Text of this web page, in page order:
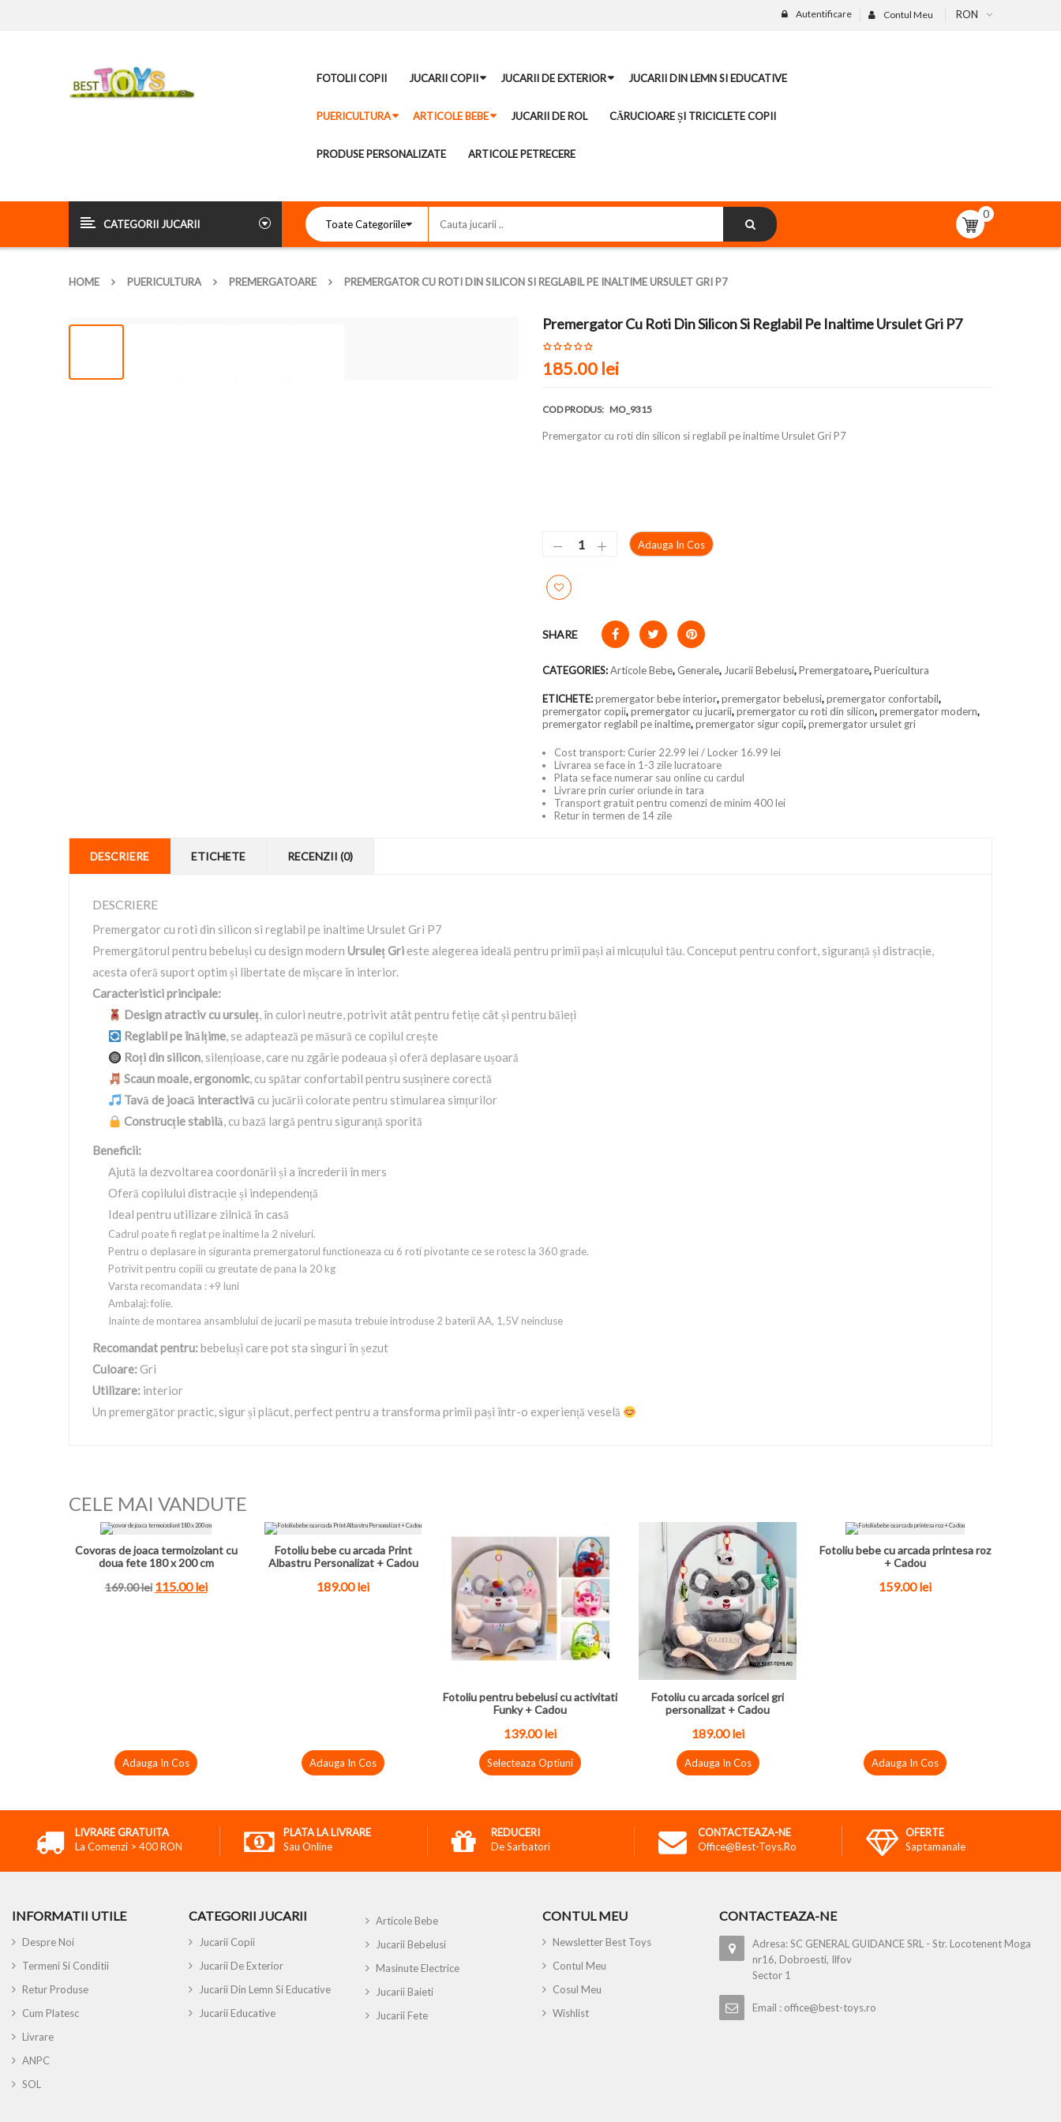
RON
Contul Meu
Autentificare
FOTOLII COPII JUCARII COPII JUCARII DE EXTERIOR JUCARII DIN LEMN SI EDUCATIVE
PUERICULTURA ARTICOLE BEBE JUCARII DE ROL CĂRUCIOARE ȘI TRICICLETE COPII
PRODUSE PERSONALIZATE ARTICOLE PETRECERE
CATEGORII JUCARII
0
HOME PUERICULTURA PREMERGATOARE PREMERGATOR CU ROTI DIN SILICON SI REGLABIL PE INALTIME URSULET GRI P7
Premergator Cu Roti Din Silicon Si Reglabil Pe Inaltime Ursulet Gri P7
185.00 lei
COD PRODUS: MO_9315
Premergator cu roti din silicon si reglabil pe inaltime Ursulet Gri P7
Adauga In Cos
SHARE
CATEGORIES:Articole Bebe, Generale, Jucarii Bebelusi,Premergatoare,Puericultura
ETICHETE:premergator bebe interior,premergator bebelusi,premergator confortabil,
premergator copii,premergator cu jucarii,premergator cu roti din silicon,premergator modern,
premergator reglabil pe inaltime,premergator sigur copii,premergator ursulet gri
Cost transport: Curier 22.99 lei / Locker 16.99 lei
Livrarea se face in 1-3 zile lucratoare
Plata se face numerar sau online cu cardul
Livrare prin curier oriunde in tara
Transport gratuit pentru comenzi de minim 400 lei
Retur in termen de 14 zile
DESCRIERE ETICHETE RECENZII (0)
DESCRIERE
Premergator cu roti din silicon si reglabil pe inaltime Ursulet Gri P7
Premergătorul pentru bebeluși cu design modern Ursuleț Gri este alegerea ideală pentru primii pași ai micuțului tău. Conceput pentru confort, siguranță și distracție,
acesta oferă suport optim și libertate de mișcare în interior.
Caracteristici principale:
Design atractiv cu ursuleț, în culori neutre, potrivit atât pentru fetițe cât și pentru băieți
Reglabil pe înălțime, se adaptează pe măsură ce copilul crește
Roți din silicon, silențioase, care nu zgârie podeaua și oferă deplasare ușoară
Scaun moale, ergonomic, cu spătar confortabil pentru susținere corectă
Tavă de joacă interactivă cu jucării colorate pentru stimularea simțurilor
Construcție stabilă, cu bază largă pentru siguranță sporită
Beneficii:
Ajută la dezvoltarea coordonării și a încrederii în mers
Oferă copilului distracție și independență
Ideal pentru utilizare zilnică în casă
Cadrul poate fi reglat pe inaltime la 2 niveluri.
Pentru o deplasare in siguranta premergatorul functioneaza cu 6 roti pivotante ce se rotesc la 360 grade.
Potrivit pentru copiii cu greutate de pana la 20 kg
Varsta recomandata : +9 luni
Ambalaj: folie.
Inainte de montarea ansamblului de jucarii pe masuta trebuie introduse 2 baterii AA, 1,5V neincluse
Recomandat pentru:bebeluși care pot sta singuri în șezut
Culoare:Gri
Utilizare: interior
Un premergător practic, sigur și plăcut, perfect pentru a transforma primii pași într-o experiență veselă
CELE MAI VANDUTE
Covoras de joaca termoizolant cu
doua fete 180 x 200 cm
169.00 lei 115.00 lei
Adauga In Cos
Fotoliu bebe cu arcada Print
Albastru Personalizat + Cadou
189.00 lei
Adauga In Cos
Fotoliu pentru bebelusi cu activitati
Funky + Cadou
139.00 lei
Selecteaza Optiuni
Fotoliu cu arcada soricel gri
personalizat + Cadou
189.00 lei
Adauga In Cos
Fotoliu bebe cu arcada printesa roz
+ Cadou
159.00 lei
Adauga In Cos
LIVRARE GRATUITA
La Comenzi > 400 RON
PLATA LA LIVRARE
Sau Online
REDUCERI
De Sarbatori
CONTACTEAZA-NE
Office@best-Toys.ro
OFERTE
Saptamanale
INFORMATII UTILE
Despre Noi
Termeni Si Conditii
Retur Produse
Cum Platesc
Livrare
ANPC
SOL
CATEGORII JUCARII
Jucarii Copii
Jucarii De Exterior
Jucarii Din Lemn Si Educative
Jucarii Educative
Articole Bebe
Jucarii Bebelusi
Masinute Electrice
Jucarii Baieti
Jucarii Fete
CONTUL MEU
Newsletter Best Toys
Contul Meu
Cosul Meu
Wishlist
CONTACTEAZA-NE
Adresa: SC GENERAL GUIDANCE SRL - Str. Locotenent Moga
nr16, Dobroesti, Ilfov
Sector 1
Email : office@best-toys.ro